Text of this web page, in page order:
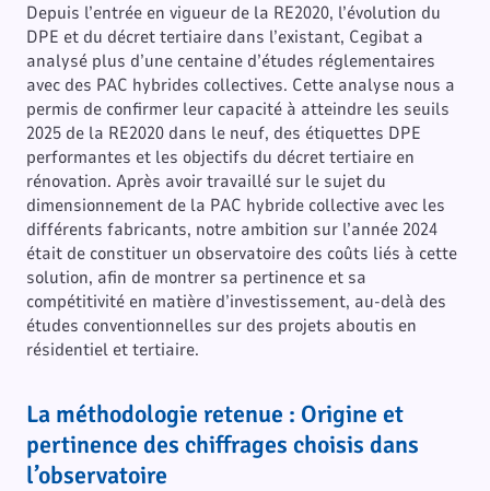
Depuis l’entrée en vigueur de la RE2020, l’évolution du
DPE et du décret tertiaire dans l’existant, Cegibat a
analysé plus d’une centaine d’études réglementaires
avec des PAC hybrides collectives. Cette analyse nous a
permis de confirmer leur capacité à atteindre les seuils
2025 de la RE2020 dans le neuf, des étiquettes DPE
performantes et les objectifs du décret tertiaire en
rénovation. Après avoir travaillé sur le sujet du
dimensionnement de la PAC hybride collective avec les
différents fabricants, notre ambition sur l’année 2024
était de constituer un observatoire des coûts liés à cette
solution, afin de montrer sa pertinence et sa
compétitivité en matière d’investissement, au-delà des
études conventionnelles sur des projets aboutis en
résidentiel et tertiaire.
La méthodologie retenue : Origine et
pertinence des chiffrages choisis dans
l’observatoire